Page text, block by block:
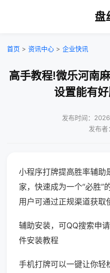
盘
首页 > 资讯中心 > 企业快讯
高手教程!微乐河南
设置能有
发布时间：
发布者
小程序打牌提高胜率辅助
家，快速成为一个“必胜”
用户可通过正规渠道获取
辅助安装，可QQ搜索申
件安装教程
手机打牌可以一键让你轻